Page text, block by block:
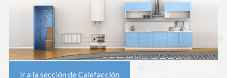
Ir a la sección de Calefacción